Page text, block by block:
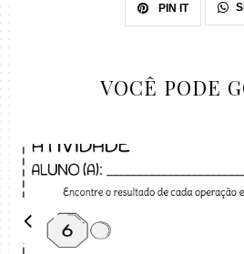
PIN IT
VOCÊ PODE